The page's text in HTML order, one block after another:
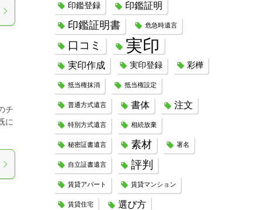
チ
に
印鑑登録 印鑑証明
印鑑証明書 危急時遺言
口コミ 実印
実印作成 実印登録 彩樺
抵当権抹消 抵当権設定
普通方式遺言 書体 注文
特別方式遺言 相続放棄
秘密証書遺言 素材 署名
自立証書遺言 評判
賃貸アパート 賃貸マンション
賃貸住宅 選び方